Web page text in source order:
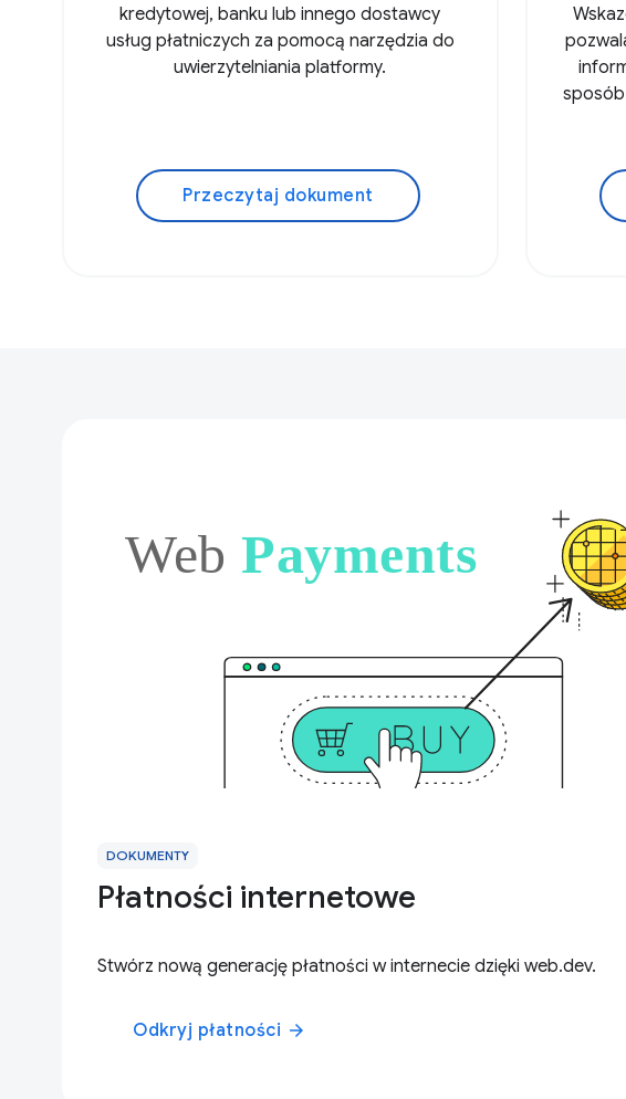
kredytowej, banku lub innego dostawcy
usług płatniczych za pomocą narzędzia do
uwierzytelniania platformy.
Przeczytaj dokument
DOKUMENTY
Płatności internetowe
Stwórz nową generację płatności w internecie dzięki web.dev.
Odkryj płatności arrow_forward